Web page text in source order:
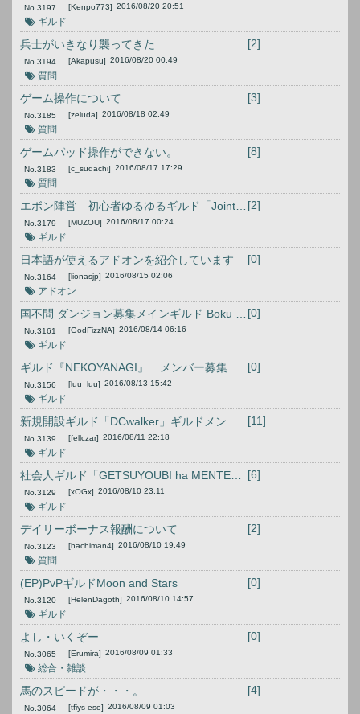
No. 3197 [Kenpo773] 2016/08/20 20:51
ギルド
No. 3194
兵士がいきなり襲ってきた [2]
[Akapusu] 2016/08/20 00:49
質問
No. 3185
ゲーム操作について [3]
[zeluda] 2016/08/18 02:49
質問
No. 3183
ゲームパッド操作ができない。 [8]
[c_sudachi] 2016/08/17 17:29
質問
No. 3179
[2]
[MUZOU] 2016/08/17 00:24
ギルド
No. 3164
日本語が使えるアドオンを紹介しています [0]
[lionasjp] 2016/08/15 02:06
アドオン
No. 3161
[0]
[GodFizzNA] 2016/08/14 06:16
ギルド
No. 3156
[0]
[luu_luu] 2016/08/13 15:42
ギルド
No. 3139
[11]
[fellczar] 2016/08/11 22:18
ギルド
No. 3129
[6]
[xOGx] 2016/08/10 23:11
ギルド
No. 3123
デイリーボーナス報酬について [2]
[hachiman4] 2016/08/10 19:49
質問
No. 3120
(EP)PvPギルドMoon and Stars [0]
[HelenDagoth] 2016/08/10 14:57
ギルド
No. 3065
よし・いくぞー [0]
[Erumira] 2016/08/09 01:33
総合・雑談
No. 3064
馬のスピードが・・・。 [4]
[tfiys-eso] 2016/08/09 01:03